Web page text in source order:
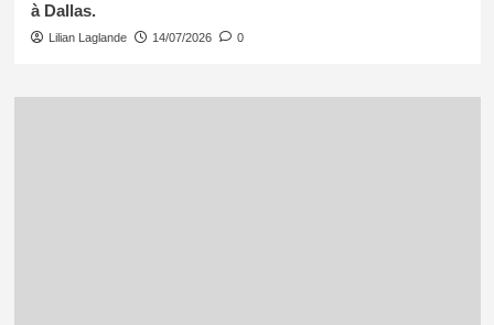
à Dallas.
Lilian Laglande 14/07/2026 0